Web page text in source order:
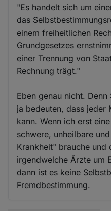
"Es handelt sich um
das
einem freiheitlichen
Grundgesetzes
einer Trennung von
Rechnung trägt."
Eben genau nicht.
ja bedeuten, dass jeder
kann. Wenn ich erst
schwere, unheilbare
Krankheit" brauche und
irgendwelche Ärzte um
dann ist es keine
Fremdbestimmung.